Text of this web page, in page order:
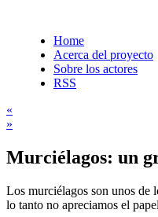
Home
Acerca del proyecto
Sobre los actores
RSS
«
»
Murciélagos: un
Los murciélagos son unos de
lo tanto no apreciamos el